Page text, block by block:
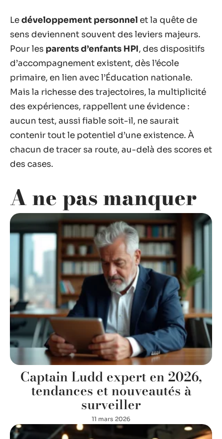
Ledéveloppement personnel et la quête de
sens deviennent souvent des leviers majeurs.
Pour les parents d’enfants HPI, des dispositifs
d’accompagnement existent, dès l’école
primaire, en lien avec l’Éducation nationale.
Mais la richesse des trajectoires, la multiplicité
des expériences, rappellent une évidence :
aucun test, aussi fiable soit-il, ne saurait
contenir tout le potentiel d’une existence. À
chacun de tracer sa route, au-delà des scores et
des cases.
A ne pas manquer
Captain Ludd expert en 2026,
tendances et nouveautés à
surveiller
11 mars 2026